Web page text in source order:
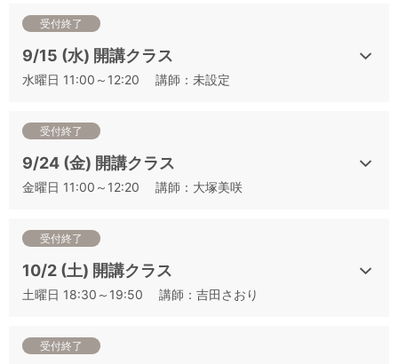
⑩最頻出6品種 新旧世界シャッフル編②（混合6種②）
（Ch+α）
⑫ソーヴィニヨン・ブラン産地比較＆ソーヴィニョン・ブラン
⑬リースリング産地比較＆リースリングと間違いやすいワイン
⑭カベルネ・ソーヴィニヨン産地比較＆カベルネ・ソーヴィニ
ヨンと間違いやすいワイン（CS+α）
⑯ピノ・ノワール産地比較＆ピノ・ノワールと間違いやすいワ
⑰日本ワイン（日本）
⑱ローカル品種を見極める 白ワイン編（ローカル白）
⑳本番シミュレーション①
受付終了
9/15 (水) 開講クラス
水曜日 11:00～12:20 講師：未設定
受付終了
9/24 (金) 開講クラス
金曜日 11:00～12:20 講師：大塚美咲
受付終了
10/2 (土) 開講クラス
土曜日 18:30～19:50 講師：吉田さおり
受付終了